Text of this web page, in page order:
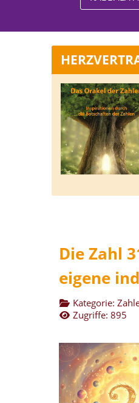
Die Zahl
eigene
Kategorie:
Zugriffe: 895